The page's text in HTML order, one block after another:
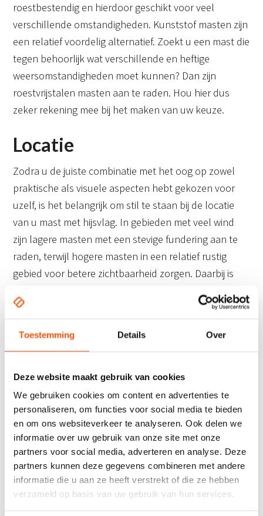
Toestemming Details Over
Deze website maakt gebruik van cookies
We gebruiken cookies om content en advertenties te
personaliseren, om functies voor social media te bieden
en om ons websiteverkeer te analyseren. Ook delen we
informatie over uw gebruik van onze site met onze
partners voor social media, adverteren en analyse. Deze
partners kunnen deze gegevens combineren met andere
informatie die u aan ze heeft verstrekt of die ze hebben
verzameld op basis van uw gebruik van hun services.
roestbestendig en hierdoor geschikt voor veel
verschillende omstandigheden. Kunststof masten zijn
een relatief voordelig alternatief. Zoekt u een mast die
tegen behoorlijk wat verschillende en heftige
weersomstandigheden moet kunnen? Dan zijn
roestvrijstalen masten aan te raden. Hou hier dus
zeker rekening mee bij het maken van uw keuze.
Locatie
Zodra u de juiste combinatie met het oog op zowel
praktische als visuele aspecten hebt gekozen voor
uzelf, is het belangrijk om stil te staan bij de locatie
van u mast met hijsvlag. In gebieden met veel wind
zijn lagere masten met een stevige fundering aan te
raden, terwijl hogere masten in een relatief rustig
gebied voor betere zichtbaarheid zorgen. Daarbij is
denken. Een hijsbare mast met een intern katrol
vandalismebestendig. Een externe hijsmechaniek is
de aanschaf.
Hulp bij de keuze van
vlaggen
Wilt u een hijsbare vlag bij uw bedrijf om extra op te
vallen en meer klanten te trekken? CD-Reclame
maakt ze helemaal voor u op maat. Wilt u meer